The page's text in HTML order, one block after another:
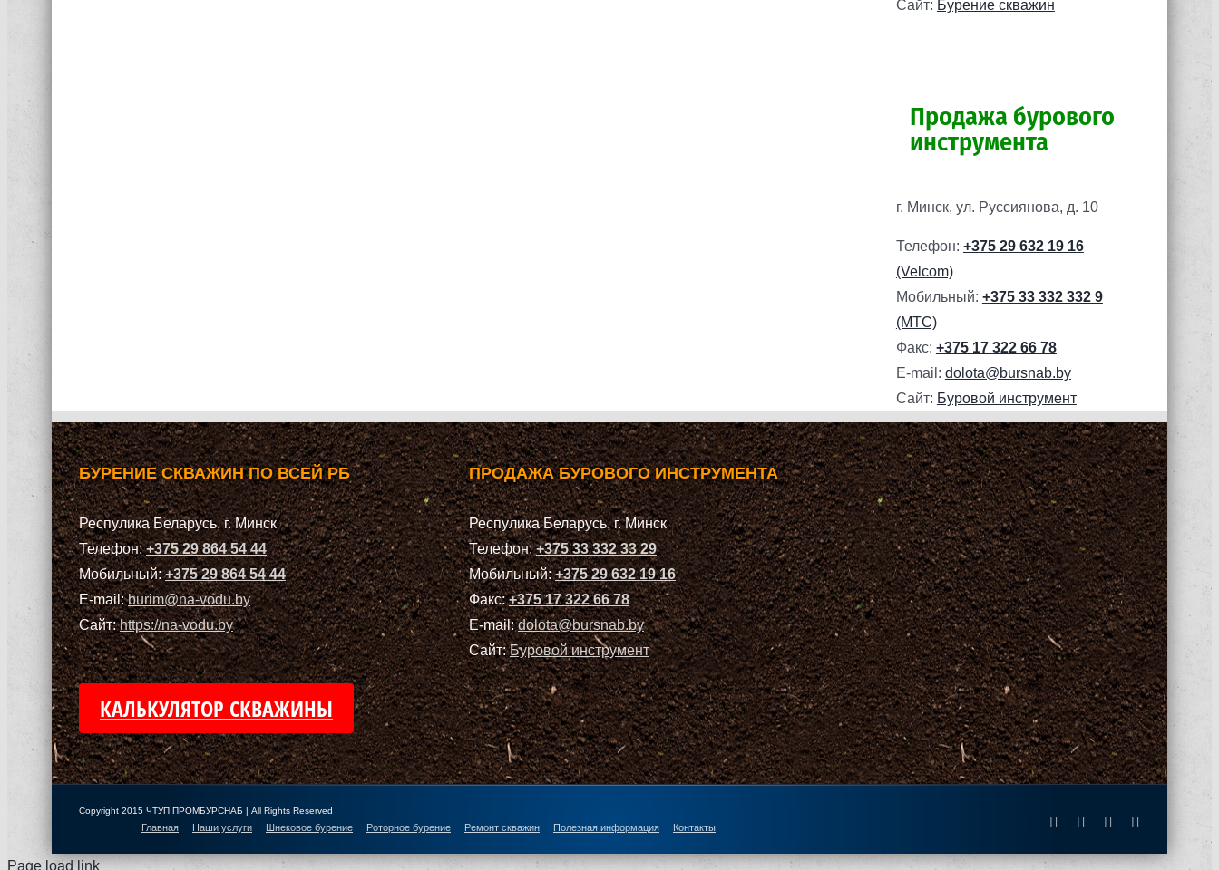
Сайт: Бурение скважин
Продажа бурового
инструмента
г. Минск, ул. Руссиянова, д. 10
Телефон: +375 29 632 19 16
(Velcom)
Мобильный: +375 33 332 332 9
(МТС)
Факс: +375 17 322 66 78
E-mail: dolota@bursnab.by
Сайт: Буровой инструмент
БУРЕНИЕ СКВАЖИН ПО ВСЕЙ РБ
Респулика Беларусь, г. Минск
Телефон:+375 29 864 54 44
Мобильный:+375 29 864 54 44
E-mail:burim@na-vodu.by
Сайт:https://na-vodu.by
КАЛЬКУЛЯТОР СКВАЖИНЫ
ПРОДАЖА БУРОВОГО ИНСТРУМЕНТА
Респулика Беларусь, г. Минск
Телефон:+375 33 332 33 29
Мобильный:+375 29 632 19 16
Факс:+375 17 322 66 78
E-mail:dolota@bursnab.by
Сайт:Буровой инструмент
Copyright 2015 ЧТУП ПРОМБУРСНАБ | All Rights Reserved
Главная Наши услуги Шнековое бурение Роторное бурение Ремонт скважин Полезная информация Контакты Facebook Instagram
Page load link